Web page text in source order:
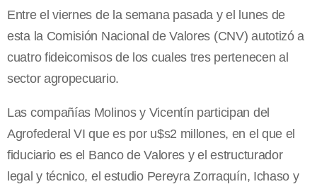
Entre el viernes de la semana pasada y el lunes de
esta la Comisión Nacional de Valores (CNV) autotizó a
cuatro fideicomisos de los cuales tres pertenecen al
sector agropecuario.
Las compañías Molinos y Vicentín participan del
Agrofederal VI que es por u$s2 millones, en el que el
fiduciario es el Banco de Valores y el estructurador
legal y técnico, el estudio Pereyra Zorraquín, Ichaso y